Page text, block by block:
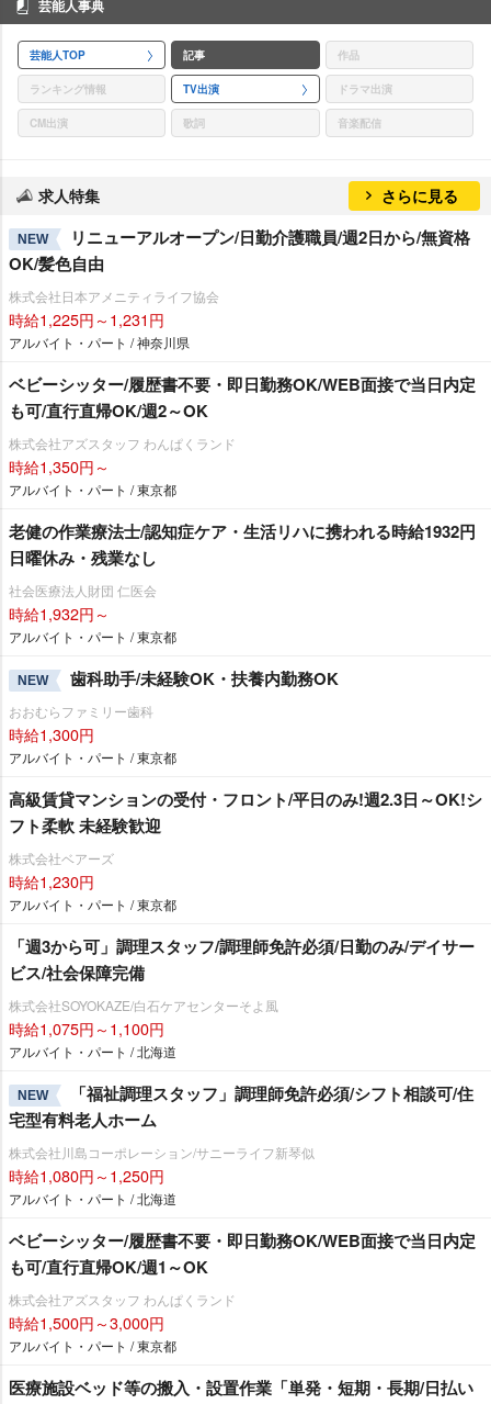
芸能人事典
芸能人TOP 記事 作品
ランキング情報 TV出演 ドラマ出演
CM出演 歌詞 音楽配信
求人特集 さらに見る
NEW
リニューアルオープン/日勤介護職員/週2日から/無資格
OK/髪色自由
株式会社日本アメニティライフ協会
時給1,225円～1,231円
アルバイト・パート / 神奈川県
ベビーシッター/履歴書不要・即日勤務OK/WEB面接で当日内定
も可/直行直帰OK/週2～OK
株式会社アズスタッフ わんぱくランド
時給1,350円～
アルバイト・パート / 東京都
老健の作業療法士/認知症ケア・生活リハに携われる時給1932円
日曜休み・残業なし
社会医療法人財団 仁医会
時給1,932円～
アルバイト・パート / 東京都
NEW 歯科助手/未経験OK・扶養内勤務OK
おおむらファミリー歯科
時給1,300円
アルバイト・パート / 東京都
高級賃貸マンションの受付・フロント/平日のみ!週2.3日～OK!シ
フト柔軟 未経験歓迎
株式会社ベアーズ
時給1,230円
アルバイト・パート / 東京都
「週3から可」調理スタッフ/調理師免許必須/日勤のみ/デイサー
ビス/社会保障完備
株式会社SOYOKAZE/白石ケアセンターそよ風
時給1,075円～1,100円
アルバイト・パート / 北海道
NEW
「福祉調理スタッフ」調理師免許必須/シフト相談可/住
宅型有料老人ホーム
株式会社川島コーポレーション/サニーライフ新琴似
時給1,080円～1,250円
アルバイト・パート / 北海道
ベビーシッター/履歴書不要・即日勤務OK/WEB面接で当日内定
も可/直行直帰OK/週1～OK
株式会社アズスタッフ わんぱくランド
時給1,500円～3,000円
アルバイト・パート / 東京都
医療施設ベッド等の搬入・設置作業「単発・短期・長期/日払い